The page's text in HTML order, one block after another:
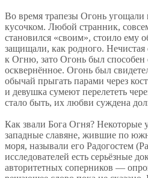
Во время трапезы Огонь
кусочком. Любой странник,
становился «своим», стоило ему
защищали, как родного. Нечистая
к Огню, зато Огонь был способен
осквернённое. Огонь был
обычай прыгать парами через
и девушка сумеют перелететь
стало быть, их любви суждена
Как звали Бога Огня? Некоторые
западные славяне, жившие по
моря, называли его Радогостем
исследователей есть серьёзные
авторитетных соперников —